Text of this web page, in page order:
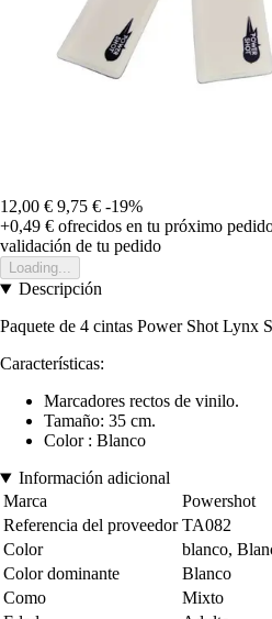
12,00 € 9,75 € -19%
+0,49 € ofrecidos en tu próximo
validación de tu pedido
Loading...
Descripción
Paquete de 4 cintas Power Shot Lynx
Características:
Marcadores rectos de vinilo.
Tamaño: 35 cm.
Color : Blanco
Información adicional
Marca
Powershot
Referencia del proveedor TA082
Color
blanco,
Color dominante
Blanco
Como
Mixto